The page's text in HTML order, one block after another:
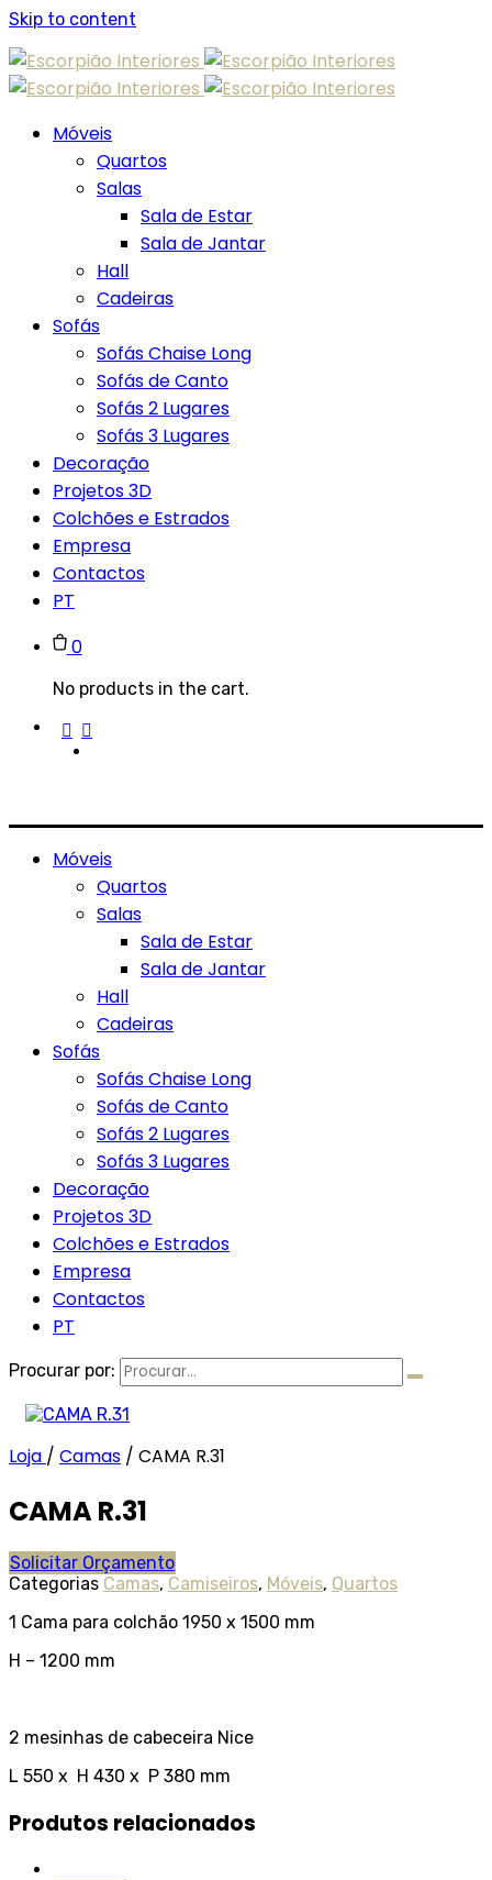
Skip to content
Móveis
Quartos
Salas
Sala de Estar
Sala de Jantar
Hall
Cadeiras
Sofás
Sofás Chaise Long
Sofás de Canto
Sofás 2 Lugares
Sofás 3 Lugares
Decoração
Projetos 3D
Colchões e Estrados
Empresa
Contactos
PT
0
No products in the cart.
Móveis
Quartos
Salas
Sala de Estar
Sala de Jantar
Hall
Cadeiras
Sofás
Sofás Chaise Long
Sofás de Canto
Sofás 2 Lugares
Sofás 3 Lugares
Decoração
Projetos 3D
Colchões e Estrados
Empresa
Contactos
PT
Procurar por:
Loja / Camas / CAMA R.31
CAMA R.31
Solicitar Orçamento
Categorias Camas, Camiseiros, Móveis, Quartos
1 Cama para colchão 1950 x 1500 mm
H – 1200 mm
2 mesinhas de cabeceira Nice
L 550 x H 430 x P 380 mm
Produtos relacionados